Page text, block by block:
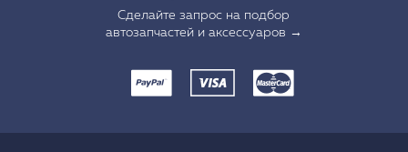
Сделайте запрос на подбор
автозапчастей и аксессуаров →